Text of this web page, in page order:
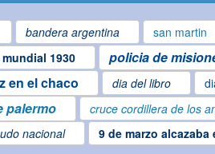
bandera argentina san martin
1930 policia de
en el chaco dia del libro
palermo cruce cordillera de los
nacional 9 de marzo